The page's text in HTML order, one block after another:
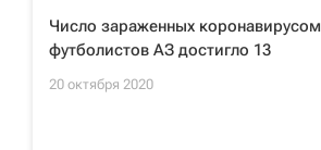
Число зараженных коронавирусом
футболистов АЗ достигло 13
20 октября 2020